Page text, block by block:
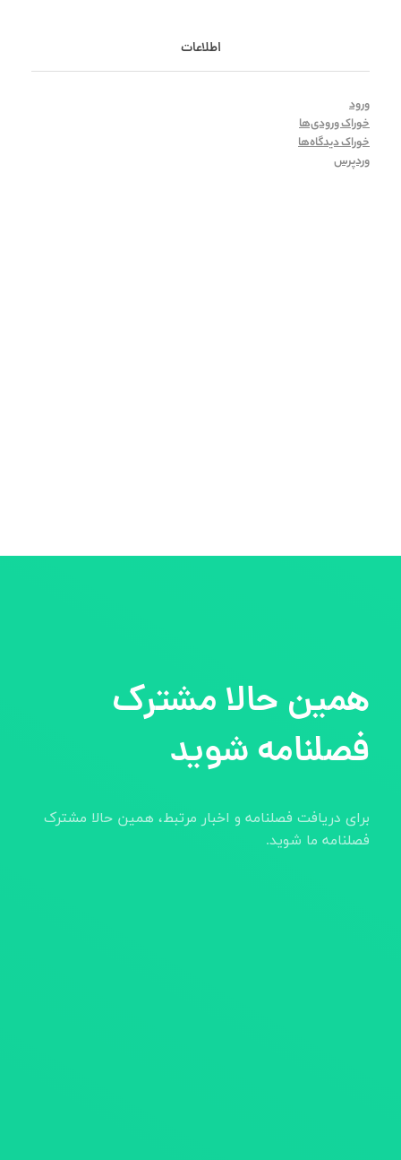
اطلاعات
ورود
خوراک ورودی‌ها
خوراک دیدگاه‌ها
وردپرس
همین حالا مشترک
فصلنامه شوید
برای دریافت فصلنامه و اخبار مرتبط، همین حالا مشترک
فصلنامه ما شوید.